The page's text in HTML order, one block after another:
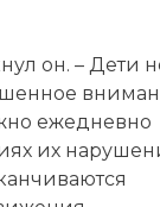
он. – Дети
ежедневно
их